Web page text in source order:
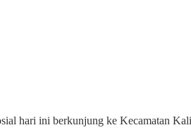
hari ini berkunjung ke Kecamatan